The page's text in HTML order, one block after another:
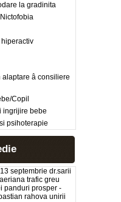
la gradinita
â consiliere
Copil
ingrijire bebe
psihoterapie
septembrie dr.sarii
trafic greu
panduri prosper -
rahova unirii